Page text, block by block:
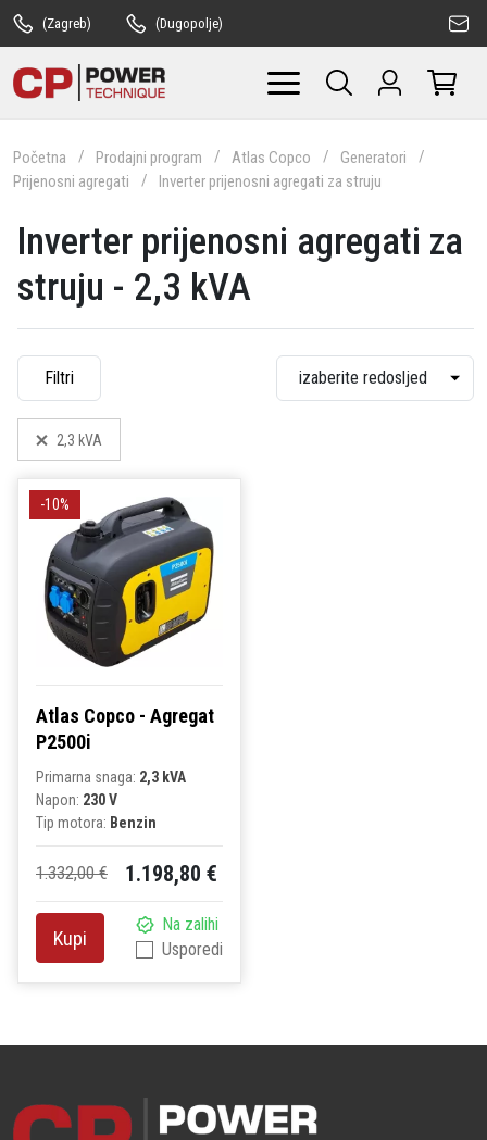
(Zagreb) (Dugopolje)
Početna Prodajni program Atlas Copco
Generatori
Prijenosni agregati
Inverter prijenosni agregati za struju
Inverter prijenosni agregati za
struju - 2,3 kVA
Filtri
2,3 kVA
Atlas Copco - Agregat
P2500i
Primarna snaga: 2,3 kVA
Napon: 230 V
Tip motora: Benzin
1.332,00 € 1.198,80 €
Kupi
Na zalihi
Usporedi
-10%